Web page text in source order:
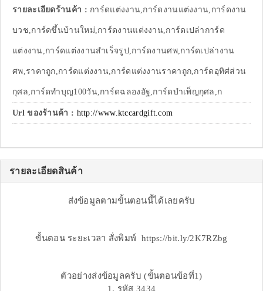
รายละเอียดร้านค้า : การ์ดแต่งงาน,การ์ดงานแต่งงาน,การ์ดงาน
บวช,การ์ดขึ้นบ้านใหม่,การ์ดงานแต่งงาน,การ์ดเปล่าการ์ด
แต่งงาน,การ์ดแต่งงานสำเร็จรูป,การ์ดงานศพ,การ์ดเปล่างาน
ศพ,ราคาถูก,การ์ดแต่งงาน,การ์ดแต่งงานราคาถูก,การ์ดอุทิศ่ส่วน
กุศล,การ์ดทำบุญ100วัน,การ์ดฉลองอัฐ,การ์ดบำเพ็ญกุศล,ก
Url ของร้านค้า : http://www.ktccardgift.com
รายละเอียดสินค้า
ส่งข้อมูลตามขั้นตอนนี้ได้เลยครับ
ขั้นตอน ระยะเวลา สั่งพิมพ์ https://bit.ly/2K7RZbg
ตัวอย่างส่งข้อมูลครับ (ขั้นตอนข้อที่1)
1. รหัส 3434